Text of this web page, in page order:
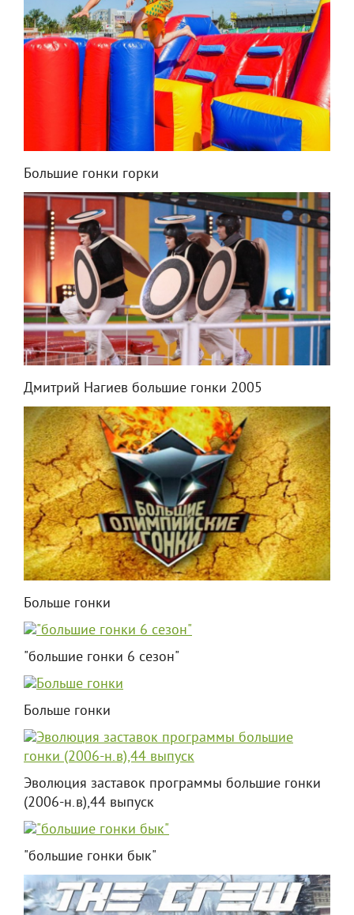
Большие гонки горки
Дмитрий Нагиев большие гонки 2005
Больше гонки
"большие гонки 6 сезон"
Больше гонки
Эволюция заставок программы большие гонки
(2006-н.в),44 выпуск
"большие гонки бык"